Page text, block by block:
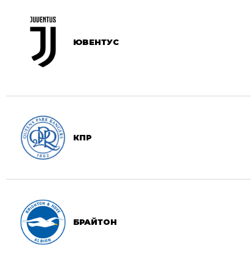
ЮВЕНТУС
КПР
БРАЙТОН